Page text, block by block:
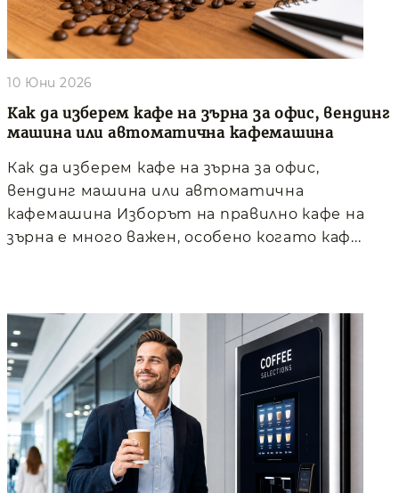
Как да изберем кафе на зърна за офис, вендинг
машина или автоматична кафемашина
10 Юни 2026
Как да изберем кафе на зърна за офис,
вендинг машина или автоматична
кафемашина Изборът на правилно кафе на
зърна е много важен, особено когато каф...